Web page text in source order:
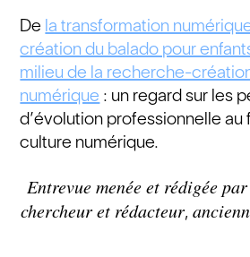
De la transformation
création du balado pour
milieu de la recherche-
numérique : un regard sur les
d’évolution professionnelle au
culture numérique.
Entrevue menée et rédigée
chercheur et rédacteur,